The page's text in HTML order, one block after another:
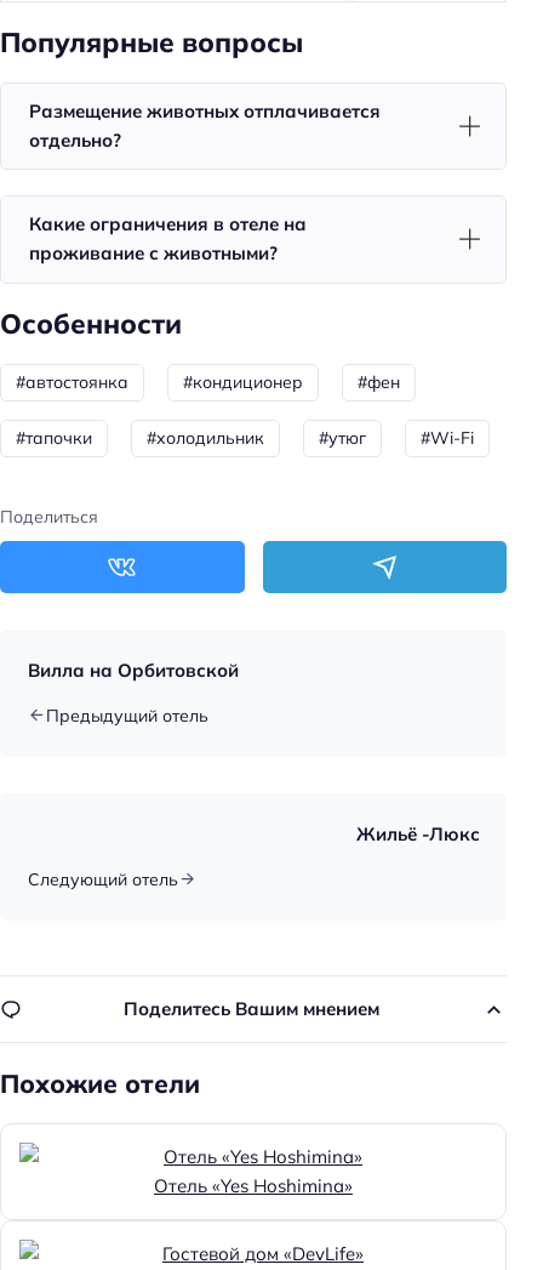
Детская кровать (2-3 года): бесплатно
Детский манеж
Общая информация
Размер депозита: 20000 ₽
Парковка
Главное
Wi-fi
Кондиционер в номере
Популярные вопросы
Размещение животных отплачивается
отдельно?
Какие ограничения в отеле на
проживание с животными?
Особенности
#автостоянка #кондиционер #фен
#тапочки #холодильник #утюг #Wi-Fi
Поделиться
Вилла на Орбитовской
Предыдущий отель
Жильё -Люкс
Следующий отель
Поделитесь Вашим мнением
Похожие отели
Отель «Yes Hoshimina»